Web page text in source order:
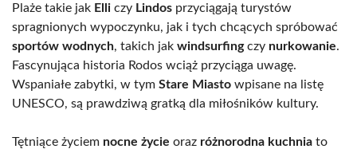
Plaże takie jak Elli czy Lindos przyciągają turystów
spragnionych wypoczynku, jak i tych chcących spróbować
sportów wodnych, takich jak windsurfingczy nurkowanie.
Fascynująca historia Rodos wciąż przyciąga uwagę.
Wspaniałe zabytki, w tym Stare Miasto wpisane na listę
UNESCO, są prawdziwą gratką dla miłośników kultury.
Tętniące życiem nocne życie oraz różnorodna kuchnia to